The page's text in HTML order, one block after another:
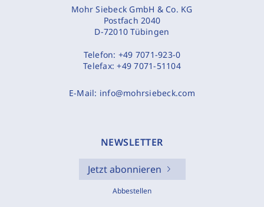
Mohr Siebeck GmbH & Co. KG
Postfach 2040
D-72010 Tübingen
Telefon: +49 7071-923-0
Telefax:+49 7071-51104
E-Mail: info@mohrsiebeck.com
NEWSLETTER
Jetzt abonnieren
Abbestellen